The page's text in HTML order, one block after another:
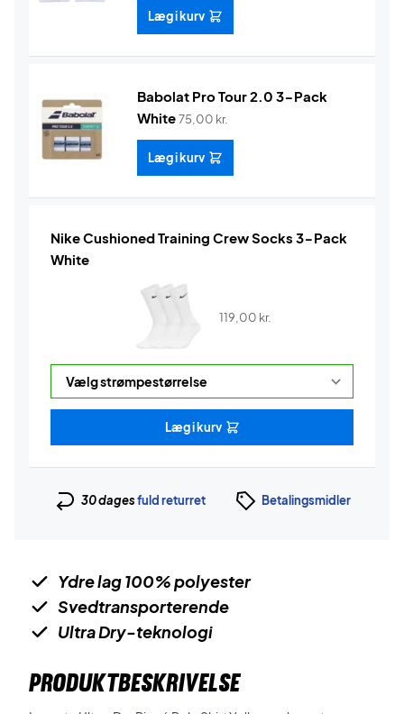
Læg i kurv
Babolat Pro Tour 2.0 3-Pack
White75,00 kr.
Læg i kurv
Nike Cushioned Training Crew Socks 3-Pack
White
119,00 kr.
Læg i kurv
30 dagesfuld returret Betalingsmidler
Ydre lag 100% polyester
Svedtransporterende
Ultra Dry-teknologi
PRODUKTBESKRIVELSE